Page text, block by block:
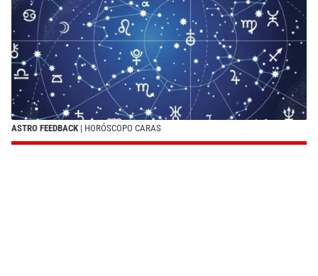
ASTRO FEEDBACK | HORÓSCOPO CARAS